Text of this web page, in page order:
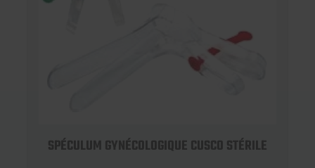
SPÉCULUM GYNÉCOLOGIQUE CUSCO STÉRILE